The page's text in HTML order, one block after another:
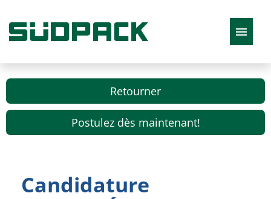
Offres d'emploi
Retourner
Postulez dès maintenant!
Candidature